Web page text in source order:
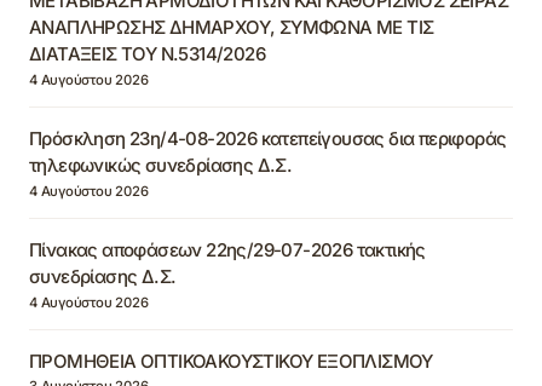
ΑΝΑΠΛΗΡΩΣΗΣ ΔΗΜΑΡΧΟΥ, ΣΥΜΦΩΝΑ ΜΕ ΤΙΣ
ΔΙΑΤΑΞΕΙΣ ΤΟΥ Ν.5314/2026
4 Αυγούστου 2026
Πρόσκληση 23η/4-08-2026 κατεπείγουσας δια περιφοράς
τηλεφωνικώς συνεδρίασης Δ.Σ.
4 Αυγούστου 2026
Πίνακας αποφάσεων 22ης/29-07-2026 τακτικής
συνεδρίασης Δ.Σ.
4 Αυγούστου 2026
ΠΡΟΜΗΘΕΙΑ ΟΠΤΙΚΟΑΚΟΥΣΤΙΚΟΥ ΕΞΟΠΛΙΣΜΟΥ